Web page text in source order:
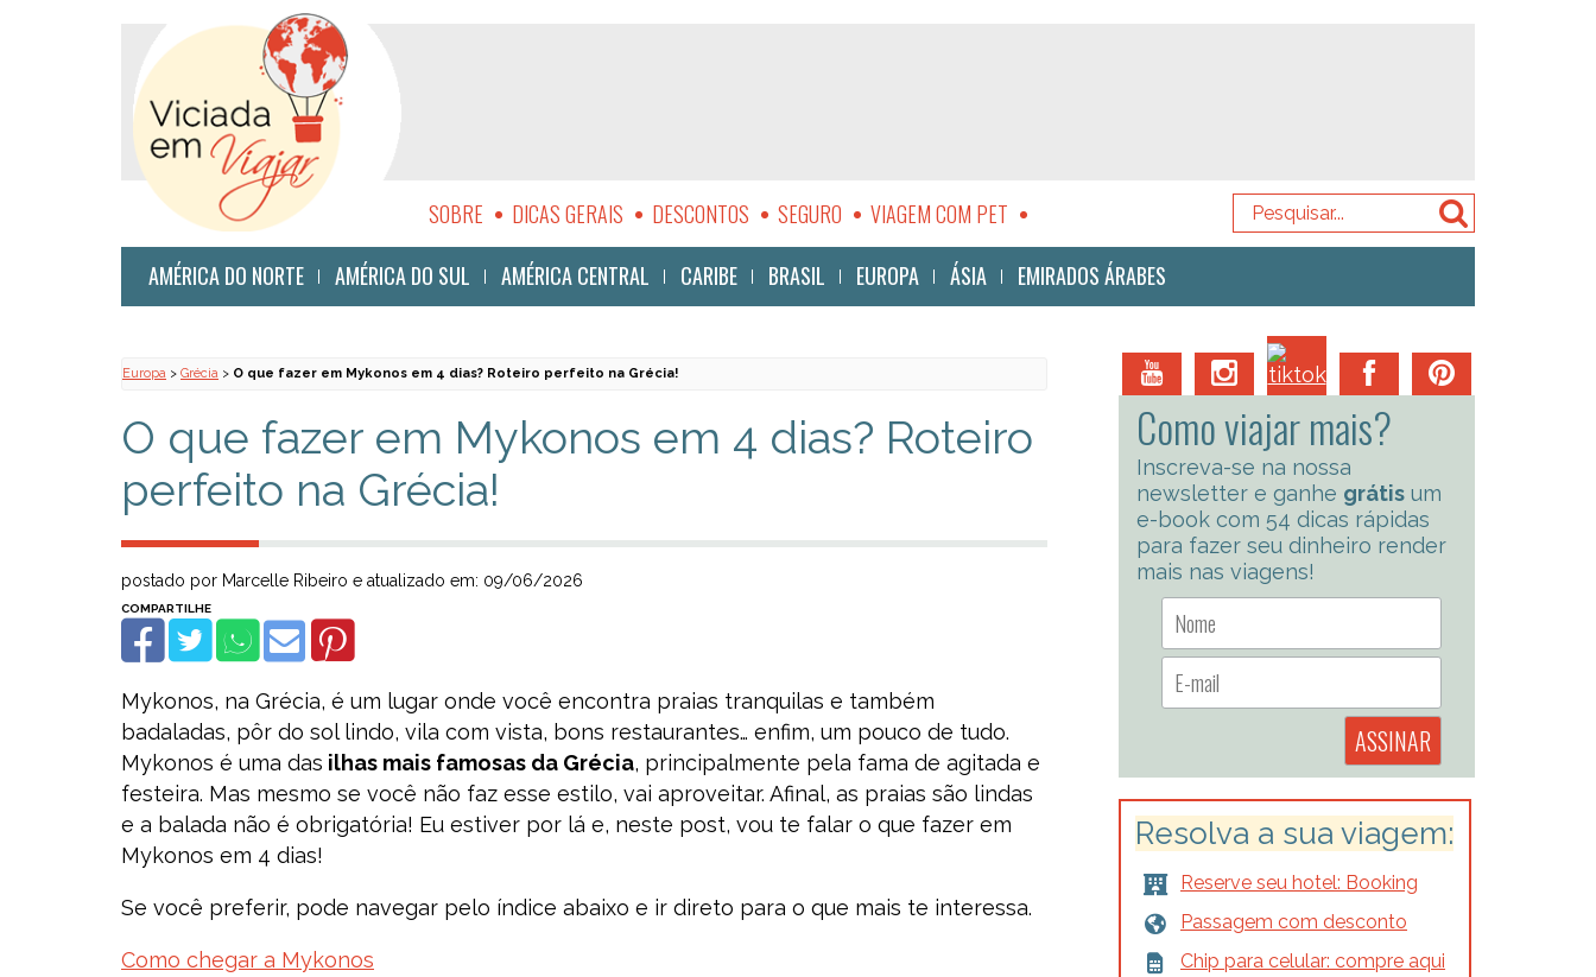
SOBRE DICAS GERAIS DESCONTOS SEGURO
VIAGEM COM PET
SUSTENTABILIDADE
AMÉRICA DO NORTE AMÉRICA DO SUL AMÉRICA CENTRAL CARIBE BRASIL EUROPA ÁSIA EMIRADOS ÁRABES
Europa > Grécia > O que fazer em Mykonos em 4 dias? Roteiro perfeito na Grécia!
O que fazer em Mykonos em 4 dias? Roteiro
perfeito na Grécia!
postado por Marcelle Ribeiro e atualizado em: 09/06/2026
Mykonos, na Grécia, é um lugar onde você encontra praias tranquilas e também
badaladas, pôr do sol lindo, vila com vista, bons restaurantes… enfim, um pouco de tudo.
Mykonos é uma das ilhas mais famosas da Grécia, principalmente pela fama de agitada e
festeira. Mas mesmo se você não faz esse estilo, vai aproveitar. Afinal, as praias são lindas
e a balada não é obrigatória! Eu estiver por lá e, neste post, vou te falar o que fazer em
Mykonos em 4 dias!
Se você preferir, pode navegar pelo índice abaixo e ir direto para o que mais te interessa.
Como chegar a Mykonos
Como viajar mais?
Inscreva-se na nossa
newsletter e ganhe grátis um
e-book com 54 dicas rápidas
para fazer seu dinheiro render
mais nas viagens!
Resolva a sua viagem:
Reserve seu hotel: Booking
Passagem com desconto
Chip para celular: compre aqui